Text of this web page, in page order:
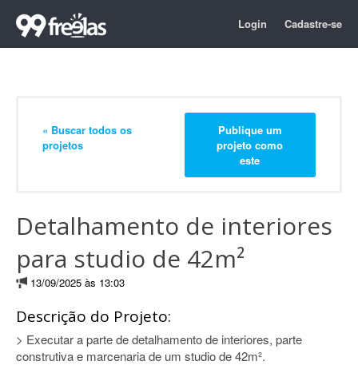
Login Cadastre-se
« Buscar todos os
projetos
Publique um
projeto como
este
Detalhamento de interiores
para studio de 42m²
13/09/2025 às 13:03
Descrição do Projeto:
> Executar a parte de detalhamento de interiores, parte
construtiva e marcenaria de um studio de 42m².